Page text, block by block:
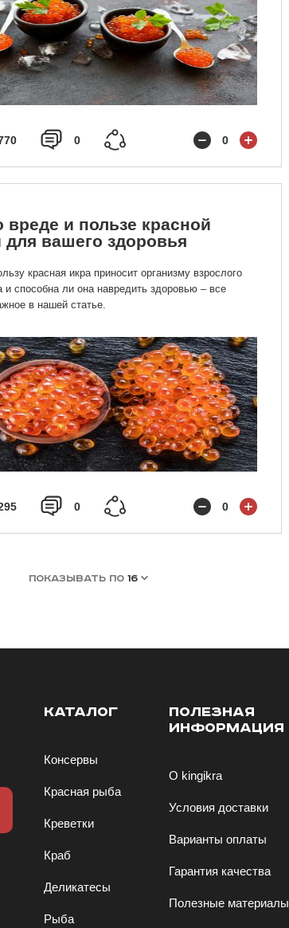
0 0
вреде и пользе красной
для вашего здоровья
красная икра приносит организму взрослого
и способна ли она навредить здоровью – все
в нашей статье.
0 0
ПОКАЗЫВАТЬ ПО 16
КАТАЛОГ
Консервы
Красная рыба
Креветки
Краб
Деликатесы
Рыба
ПОЛЕЗНАЯ
ИНФОРМАЦИЯ
О kingikra
Условия доставки
Варианты оплаты
Гарантия качества
Полезные материалы